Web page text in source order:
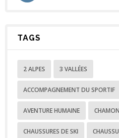
TAGS
2 ALPES 3 VALLÉES
ACCOMPAGNEMENT DU SPORTIF
AVENTURE HUMAINE
CHAUSSURES DE SKI